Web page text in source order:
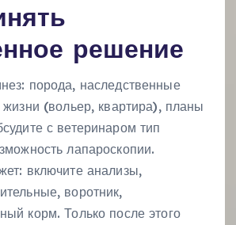
решение
порода, наследственные
жизни (вольер, квартира), планы
с ветеринаром тип
лапароскопии.
включите анализы,
воротник,
корм. Только после этого